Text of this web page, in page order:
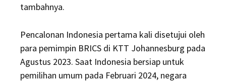
tambahnya.
Pencalonan Indonesia pertama kali disetujui oleh
para pemimpin BRICS di KTT Johannesburg pada
Agustus 2023. Saat Indonesia bersiap untuk
pemilihan umum pada Februari 2024, negara